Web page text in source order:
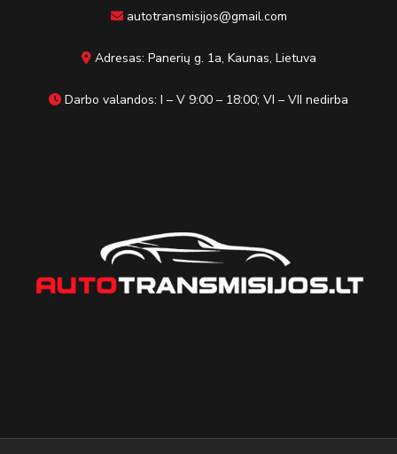
autotransmisijos@gmail.com
Adresas: Panerių g. 1a, Kaunas, Lietuva
Darbo valandos: I – V 9:00 – 18:00; VI – VII nedirba